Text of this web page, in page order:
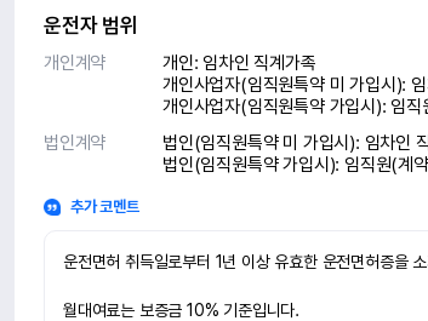
운전자 범위
개인계약
개인: 임차인 직계가족
개인사업자(임직원특약 미 가입시):
개인사업자(임직원특약 가입시): 임
법인계약
법인(임직원특약 미 가입시): 임차인
법인(임직원특약 가입시): 임직원(계
추가 코멘트
운전면허 취득일로부터 1년 이상 유효한 운전면허증을
월대여료는 보증금 10% 기준입니다.